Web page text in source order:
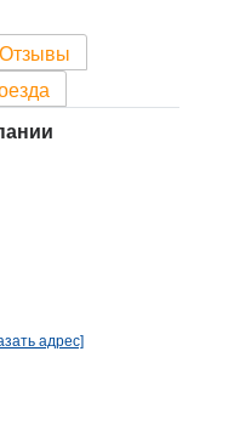
Отзывы
адрес]